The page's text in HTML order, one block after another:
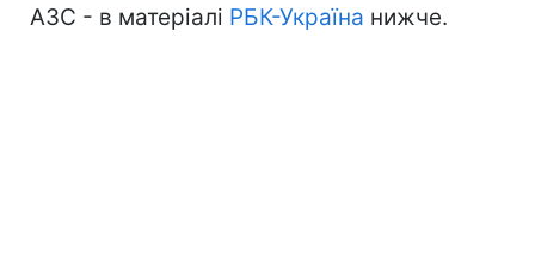
АЗС - в матеріалі РБК-Україна нижче.